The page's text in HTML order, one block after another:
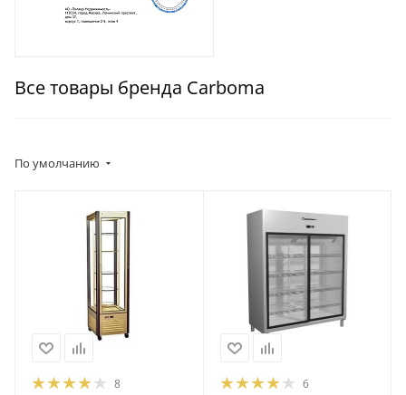
Все товары бренда Carboma
По умолчанию
8 6